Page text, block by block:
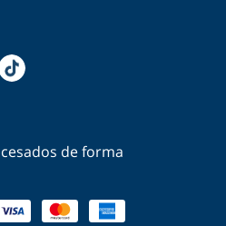
de forma